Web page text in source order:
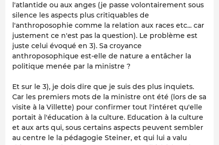
l'atlantide ou aux anges (je passe volontairement sous
silence les aspects plus critiquables de
l'anthroposophie comme la relation aux races etc... car
justement ce n'est pas la question). Le problème est
juste celui évoqué en 3). Sa croyance
anthroposophique est-elle de nature a entâcher la
politique menée par la ministre ?
Et sur le 3), je dois dire que je suis des plus inquiets.
Car les premiers mots de la ministre ont été (lors de sa
visite à la Villette) pour confirmer tout l'intéret qu'elle
portait à l'éducation à la culture. Education à la culture
et aux arts qui, sous certains aspects peuvent sembler
au centre le la pédagogie Steiner, et qui lui a valu